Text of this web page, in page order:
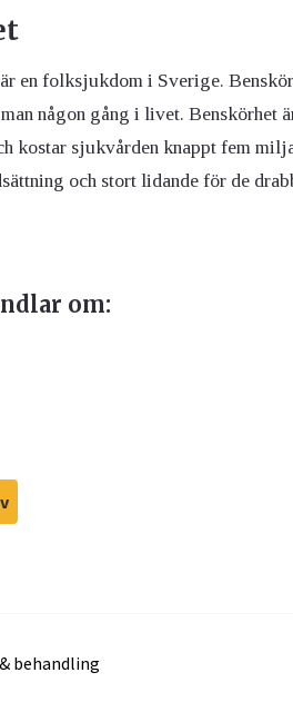
en folksjukdom i Sverige.
någon gång i livet. Benskörhet
kostar sjukvården knappt fem
och stort lidande för de
om: